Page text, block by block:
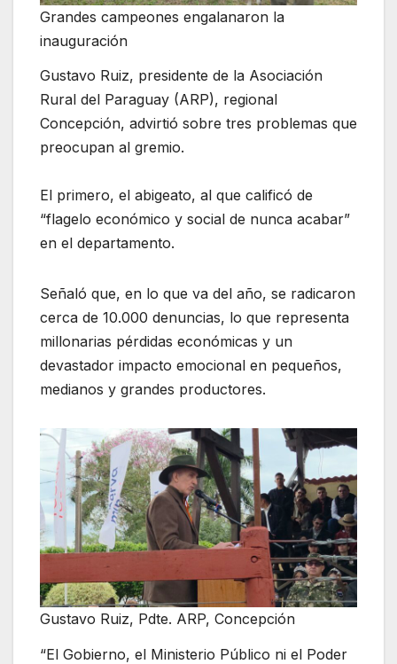
Grandes campeones engalanaron la
inauguración
Gustavo Ruiz, presidente de la Asociación
Rural del Paraguay (ARP), regional
Concepción, advirtió sobre tres problemas que
preocupan al gremio.
El primero, el abigeato, al que calificó de
“flagelo económico y social de nunca acabar”
en el departamento.
Señaló que, en lo que va del año, se radicaron
cerca de 10.000 denuncias, lo que representa
millonarias pérdidas económicas y un
devastador impacto emocional en pequeños,
medianos y grandes productores.
Gustavo Ruiz, Pdte. ARP, Concepción
“El Gobierno, el Ministerio Público ni el Poder